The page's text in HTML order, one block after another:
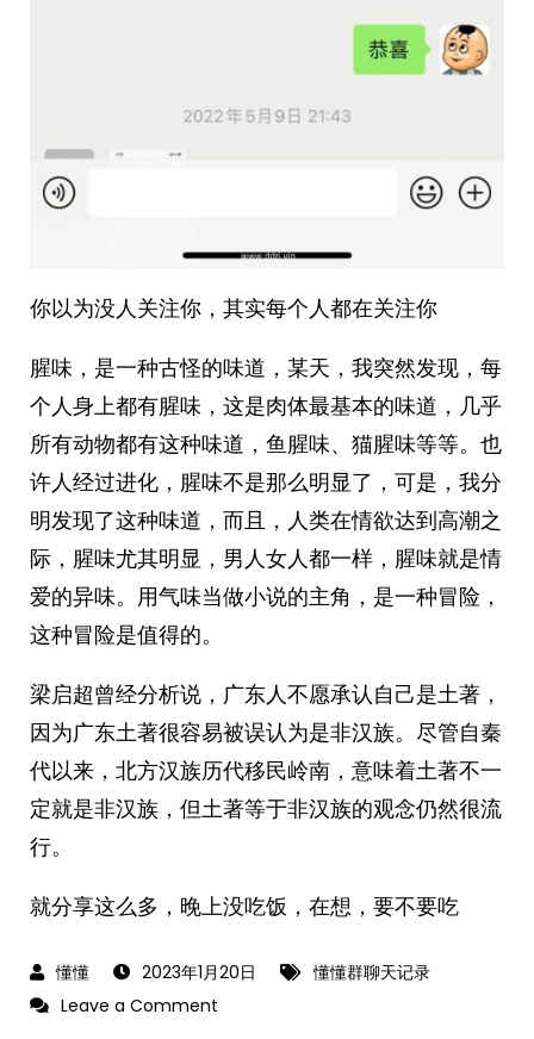
你以为没人关注你，其实每个人都在关注你
腥味，是一种古怪的味道，某天，我突然发现，每
个人身上都有腥味，这是肉体最基本的味道，几乎
所有动物都有这种味道，鱼腥味、猫腥味等等。也
许人经过进化，腥味不是那么明显了，可是，我分
明发现了这种味道，而且，人类在情欲达到高潮之
际，腥味尤其明显，男人女人都一样，腥味就是情
爱的异味。用气味当做小说的主角，是一种冒险，
这种冒险是值得的。
梁启超曾经分析说，广东人不愿承认自己是土著，
因为广东土著很容易被误认为是非汉族。尽管自秦
代以来，北方汉族历代移民岭南，意味着土著不一
定就是非汉族，但土著等于非汉族的观念仍然很流
行。 ​​​
就分享这么多，晚上没吃饭，在想，要不要吃
2023年1月20日
懂懂群聊天记录
Leave a Comment